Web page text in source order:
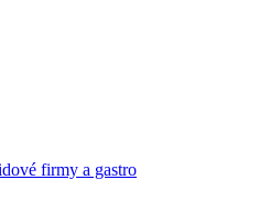
firmy a gastro